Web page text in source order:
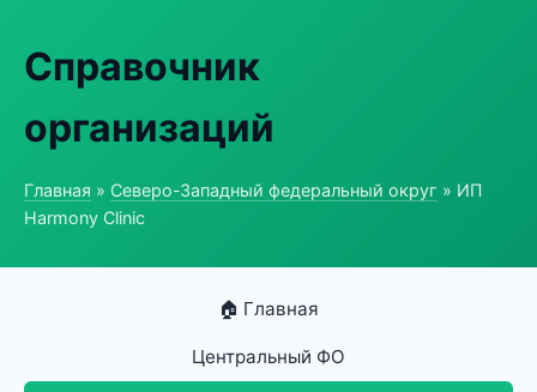
Справочник
организаций
Главная » Северо-Западный федеральный округ » ИП
Harmony Clinic
🏠 Главная
Центральный ФО